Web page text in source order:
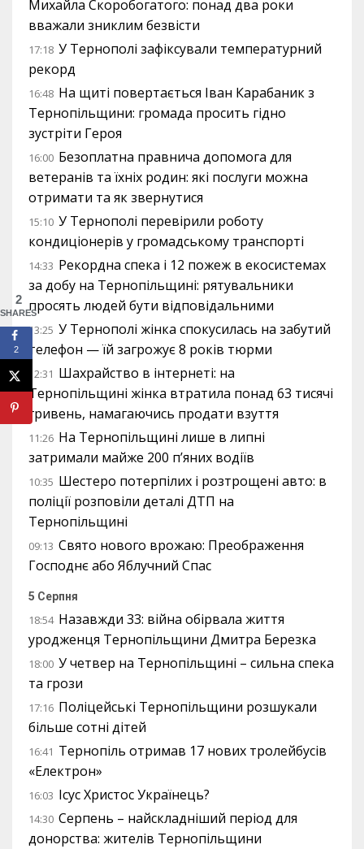
Михайла Скоробогатого: понад два роки
вважали зниклим безвісти
17:18 У Тернополі зафіксували температурний
рекорд
16:48 На щиті повертається Іван Карабаник з
Тернопільщини: громада просить гідно
зустріти Героя
16:00 Безоплатна правнича допомога для
ветеранів та їхніх родин: які послуги можна
отримати та як звернутися
15:10 У Тернополі перевірили роботу
кондиціонерів у громадському транспорті
14:33 Рекордна спека і 12 пожеж в екосистемах
за добу на Тернопільщині: рятувальники
просять людей бути відповідальними
13:25 У Тернополі жінка спокусилась на забутий
телефон — їй загрожує 8 років тюрми
12:31 Шахрайство в інтернеті: на
Тернопільщині жінка втратила понад 63 тисячі
гривень, намагаючись продати взуття
11:26 На Тернопільщині лише в липні
затримали майже 200 п’яних водіїв
10:35 Шестеро потерпілих і розтрощені авто: в
поліції розповіли деталі ДТП на
Тернопільщині
09:13 Свято нового врожаю: Преображення
Господнє або Яблучний Спас
5 Серпня
18:54 Назавжди 33: війна обірвала життя
уродженця Тернопільщини Дмитра Березка
18:00 У четвер на Тернопільщині – сильна спека
та грози
17:16 Поліцейські Тернопільщини розшукали
більше сотні дітей
16:41 Тернопіль отримав 17 нових тролейбусів
«Електрон»
16:03 Ісус Христос Українець?
14:30 Серпень – найскладніший період для
донорства: жителів Тернопільщини
2
SHARES
2